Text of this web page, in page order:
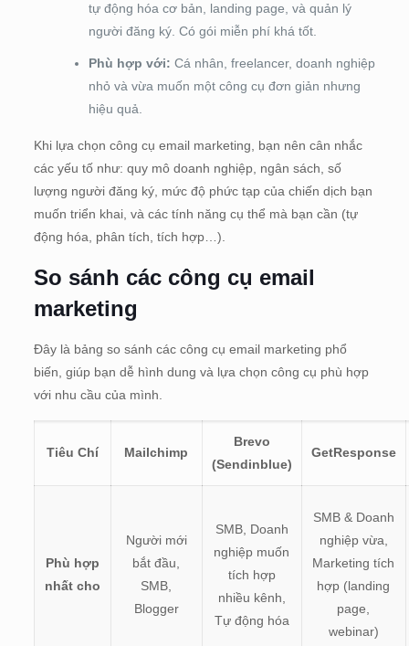
tự động hóa cơ bản, landing page, và quản lý
người đăng ký. Có gói miễn phí khá tốt.
Phù hợp với: Cá nhân, freelancer, doanh nghiệp
nhỏ và vừa muốn một công cụ đơn giản nhưng
hiệu quả.
Khi lựa chọn công cụ email marketing, bạn nên cân nhắc
các yếu tố như: quy mô doanh nghiệp, ngân sách, số
lượng người đăng ký, mức độ phức tạp của chiến dịch bạn
muốn triển khai, và các tính năng cụ thể mà bạn cần (tự
động hóa, phân tích, tích hợp…).
So sánh các công cụ email
marketing
Đây là bảng so sánh các công cụ email marketing phổ
biến, giúp bạn dễ hình dung và lựa chọn công cụ phù hợp
với nhu cầu của mình.
Tiêu Chí Mailchimp
Brevo
(Sendinblue)
GetResponse
Phù hợp
nhất cho
Người mới
bắt đầu,
SMB,
Blogger
SMB, Doanh
nghiệp muốn
tích hợp
nhiều kênh,
Tự động hóa
SMB & Doanh
nghiệp vừa,
Marketing tích
hợp (landing
page,
webinar)